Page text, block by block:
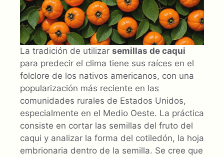
La tradición de utilizar semillas de caqui
para predecir el clima tiene sus raíces en el
folclore de los nativos americanos, con una
popularización más reciente en las
comunidades rurales de Estados Unidos,
especialmente en el Medio Oeste. La práctica
consiste en cortar las semillas del fruto del
caqui y analizar la forma del cotiledón, la hoja
embrionaria dentro de la semilla. Se cree que